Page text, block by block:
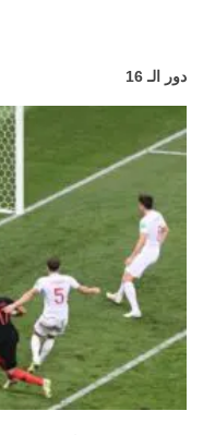
دور الـ16